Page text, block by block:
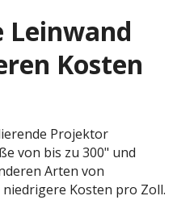
Kosten
Projektor
von bis zu 300" und
Arten von
Kosten pro Zoll.